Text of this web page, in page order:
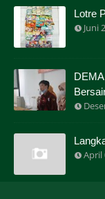
Lotre
Juni
April